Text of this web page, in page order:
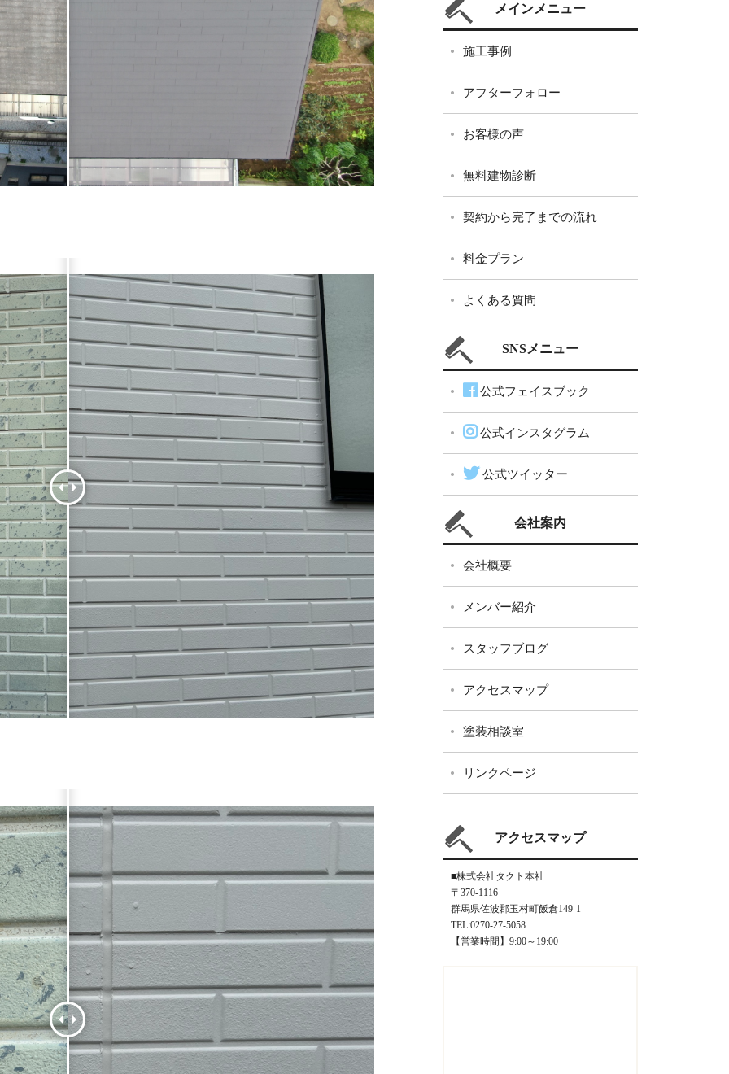
メインメニュー
施工事例
アフターフォロー
お客様の声
無料建物診断
契約から完了までの流れ
料金プラン
よくある質問
SNSメニュー
公式フェイスブック
公式インスタグラム
公式ツイッター
会社案内
会社概要
メンバー紹介
スタッフブログ
アクセスマップ
塗装相談室
リンクページ
アクセスマップ
■株式会社タクト本社
〒370-1116
群馬県佐波郡玉村町飯倉149-1
TEL:0270-27-5058
【営業時間】9:00～19:00